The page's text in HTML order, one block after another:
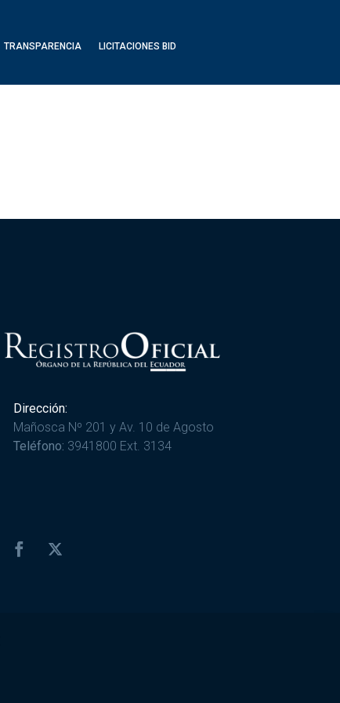
TRANSPARENCIA LICITACIONES BID
Dirección:
Mañosca Nº 201 y Av. 10 de Agosto
Teléfono: 3941800 Ext. 3134